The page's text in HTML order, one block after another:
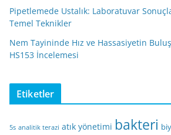
Pipetlemede Ustalık: Laboratuvar
Temel Teknikler
Nem Tayininde Hız ve Hassasiyetin
HS153 İncelemesi
Etiketler
5s analitik terazi atık yönetimi bakteri